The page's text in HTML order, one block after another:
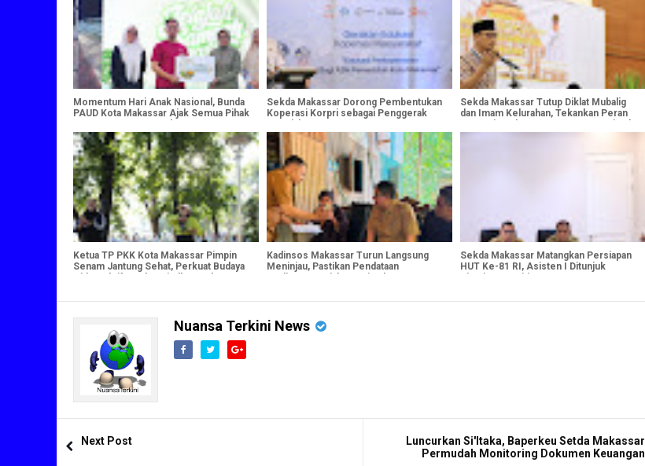
Momentum Hari Anak Nasional, Bunda
PAUD Kota Makassar Ajak Semua Pihak
Sekda Makassar Dorong Pembentukan
Koperasi Korpri sebagai Penggerak
Sekda Makassar Tutup Diklat Mubalig
dan Imam Kelurahan, Tekankan Peran
Ketua TP PKK Kota Makassar Pimpin
Senam Jantung Sehat, Perkuat Budaya
Kadinsos Makassar Turun Langsung
Meninjau, Pastikan Pendataan
Sekda Makassar Matangkan Persiapan
HUT Ke-81 RI, Asisten I Ditunjuk
Nuansa Terkini News
Next Post
Luncurkan Si'Itaka, Baperkeu Setda Makassar
Permudah Monitoring Dokumen Keuangan